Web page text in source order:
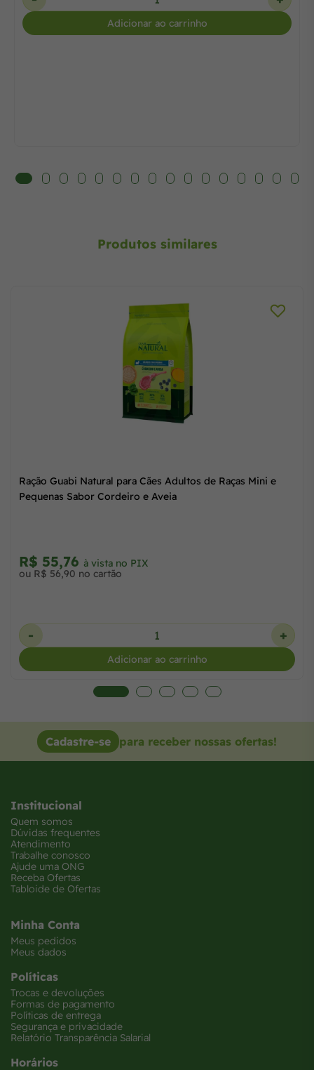
Adicionar ao carrinho
Produtos similares
Ração Guabi Natural para Cães Adultos de Raças Mini e
Pequenas Sabor Cordeiro e Aveia
R$ 279,20à vista no PIX
ou 9x de R$ 32,60 com juros no cartão
- +
Adicionar ao carrinho
Cadastre-se para receber nossas ofertas!
Institucional
Quem somos
Dúvidas frequentes
Atendimento
Trabalhe conosco
Ajude uma ONG
Receba Ofertas
Tabloide de Ofertas
Minha Conta
Meus pedidos
Meus dados
Políticas
Trocas e devoluções
Formas de pagamento
Políticas de entrega
Segurança e privacidade
Relatório Transparência Salarial
Horários